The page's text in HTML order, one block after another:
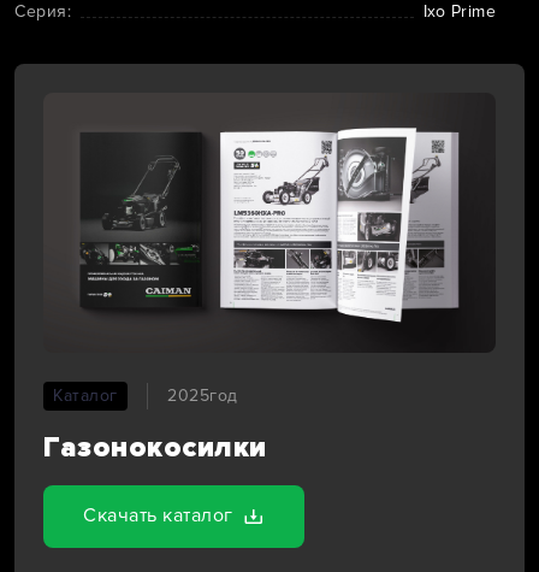
Серия:
Ixo Prime
Каталог 2025год
Газонокосилки
Скачать каталог